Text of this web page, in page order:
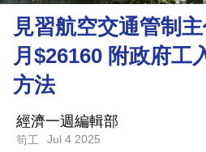
理
財
商
科
見習航空交通管制
月$26160 附政府工
方法
經濟一週編輯部
筍工 Jul 4 2025